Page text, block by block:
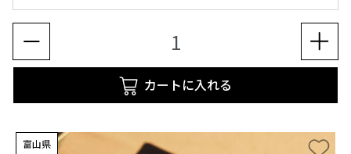
カートに入れる
富山県